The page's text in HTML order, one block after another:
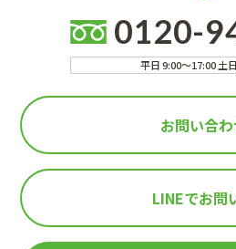
0120-
平日 9:00～17:00 土
お問い合
LINEでお問